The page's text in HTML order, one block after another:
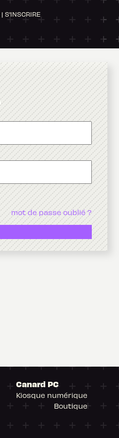
| S'INSCRIRE
mot de passe oublié ?
Canard PC
Kiosque numérique
Boutique